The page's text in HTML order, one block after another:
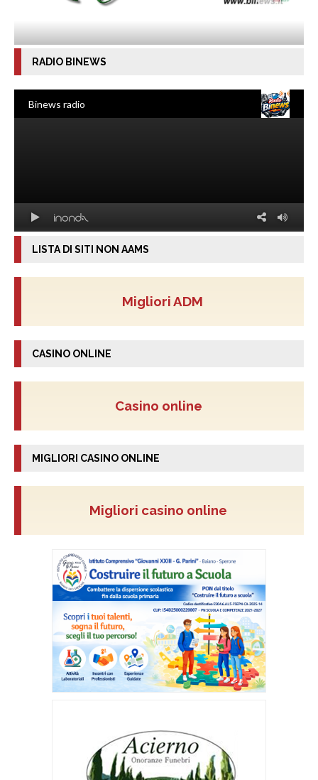
RADIO BINEWS
LISTA DI SITI NON AAMS
Migliori ADM
CASINO ONLINE
Casino online
MIGLIORI CASINO ONLINE
Migliori casino online